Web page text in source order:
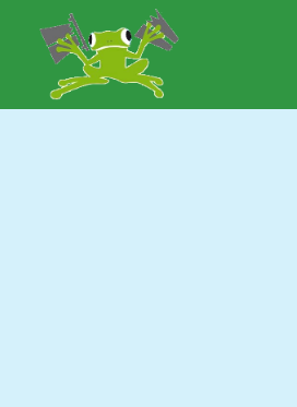
springenLobau.org
BürgerInitiative
"Rettet